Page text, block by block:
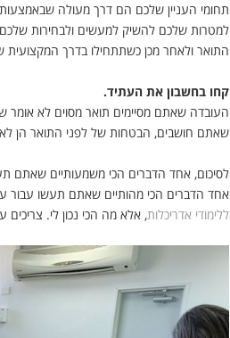
תחומי העניין שלכם הם דרך מעולה
למטרות שלכם להשיק למעשים ולבחירות
התואר ולאחר מכן כשתתחילו בדרך המקצועית
קחו בחשבון את העתיד.
העובדה שאתם מסיימים תואר מסוים לא אומר
שאתם חושבים, הבטחות של לפני התואר הן
לסיכום, אחד הדברים הכי משמעותיים שאתם
אחד הדברים הכי מהותיים שאתם תעשו עבור
ללימודי אדריכלות, אלא מה הכי נכון לי. צריכים